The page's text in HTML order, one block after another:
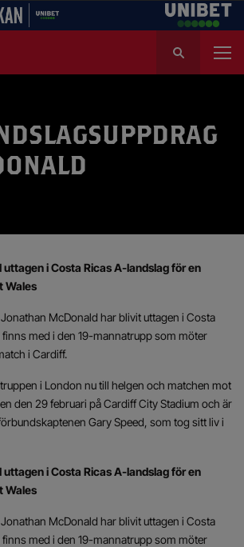
k
i Costa Ricas A-landslag för en
Wales
McDonald har blivit uttagen i Costa
med i den 19-mannatrupp som möter
i Cardiff.
i London nu till helgen och matchen mot
den 29 februari på Cardiff City Stadium och är
Gary Speed, som tog sitt liv i
i Costa Ricas A-landslag för en
Wales
McDonald har blivit uttagen i Costa
med i den 19-mannatrupp som möter